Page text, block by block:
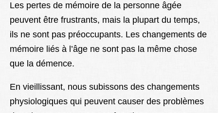
Les pertes de mémoire de la personne âgée
peuvent être frustrants, mais la plupart du temps,
ils ne sont pas préoccupants. Les changements de
mémoire liés à l’âge ne sont pas la même chose
que la démence.
En vieillissant, nous subissons des changements
physiologiques qui peuvent causer des problèmes